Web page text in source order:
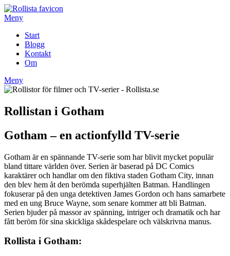
Hoppa
till
Meny
Start
Blogg
Kontakt
Om
Meny
Rollistan i Gotham
Gotham – en actionfylld TV-serie
Gotham är en spännande TV-serie som har blivit mycket populär
bland tittare världen över. Serien är baserad på DC Comics
karaktärer och handlar om den fiktiva staden Gotham City, innan
den blev hem åt den berömda superhjälten Batman. Handlingen
fokuserar på den unga detektiven James Gordon och hans samarbete
med en ung Bruce Wayne, som senare kommer att bli Batman.
Serien bjuder på massor av spänning, intriger och dramatik och har
fått beröm för sina skickliga skådespelare och välskrivna manus.
Rollista i Gotham: